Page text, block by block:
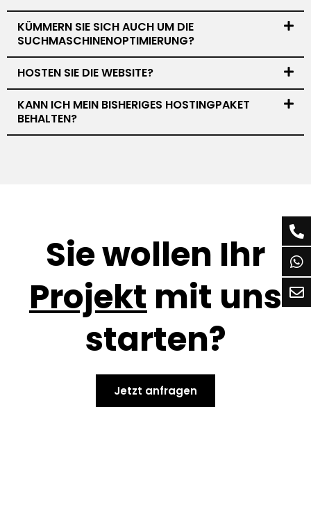
KÜMMERN SIE SICH AUCH UM DIE
SUCHMASCHINENOPTIMIERUNG?
HOSTEN SIE DIE WEBSITE?
KANN ICH MEIN BISHERIGES HOSTINGPAKET
BEHALTEN?
Sie wollen Ihr
Projekt mit uns
starten?
Jetzt anfragen